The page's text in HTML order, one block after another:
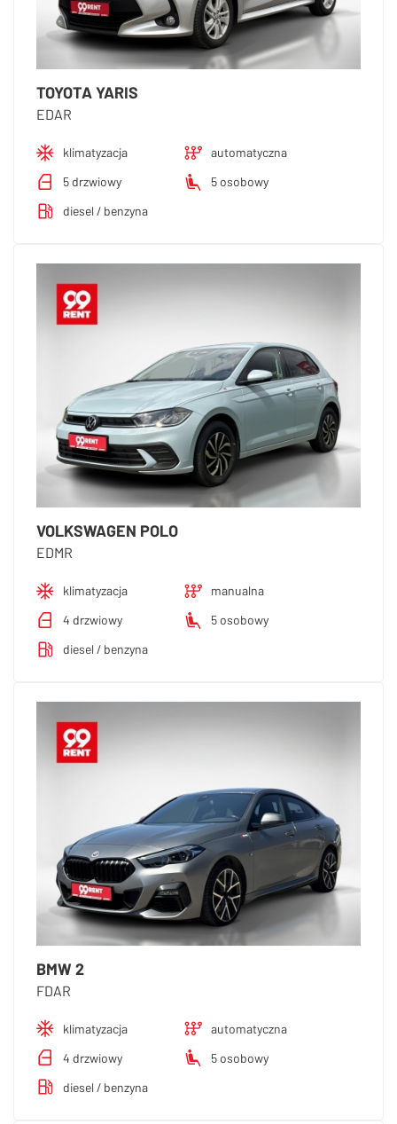
TOYOTA YARIS
EDAR
klimatyzacja
automatyczna
5 drzwiowy
5 osobowy
diesel / benzyna
VOLKSWAGEN POLO
EDMR
klimatyzacja
manualna
4 drzwiowy
5 osobowy
diesel / benzyna
BMW 2
FDAR
klimatyzacja
automatyczna
4 drzwiowy
5 osobowy
diesel / benzyna